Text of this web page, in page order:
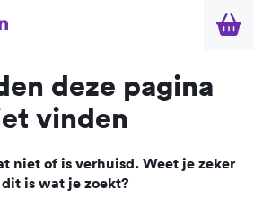
deze pagina
vinden
niet of is verhuisd. Weet je zeker
is wat je zoekt?